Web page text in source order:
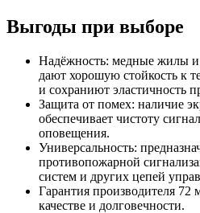
Выгоды при выборе
Надёжность: медные жилы и
дают хорошую стойкость к
и сохраниют эластичность
Защита от помех: наличие
обеспечивает чистоту
оповещения.
Универсальность:
противопожарной
систем и других цепей
Гарантия производителя 72
качестве и долговечности.